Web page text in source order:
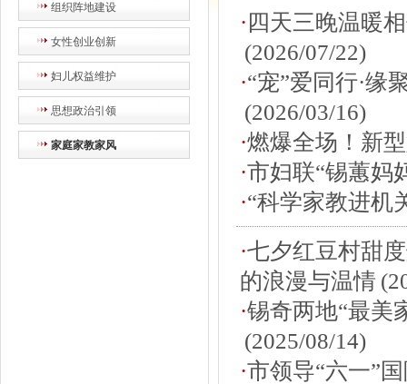
组织阵地建设
女性创业创新
妇儿权益维护
思想政治引领
家庭家教家风
· 四天三晚温暖
(2026/07/22)
·“宠”爱同行·缘
(2026/03/16)
·燃爆全场！新
·市妇联“锡蕙妈
·“科学家教进机
·七夕红豆村甜
的浪漫与温情
·锡奇两地“最美
(2025/08/14)
·市领导“六一”